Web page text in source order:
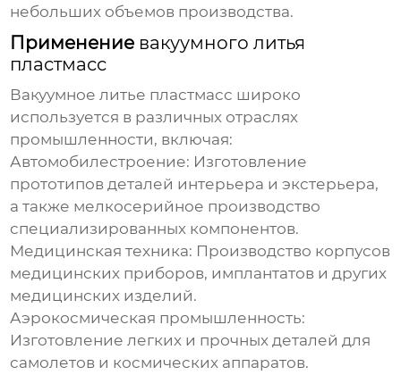
небольших объемов производства.
Применение вакуумного литья
пластмасс
Вакуумное литье пластмасс широко
используется в различных отраслях
промышленности, включая:
Автомобилестроение: Изготовление
прототипов деталей интерьера и экстерьера,
а также мелкосерийное производство
специализированных компонентов.
Медицинская техника: Производство корпусов
медицинских приборов, имплантатов и других
медицинских изделий.
Аэрокосмическая промышленность:
Изготовление легких и прочных деталей для
самолетов и космических аппаратов.